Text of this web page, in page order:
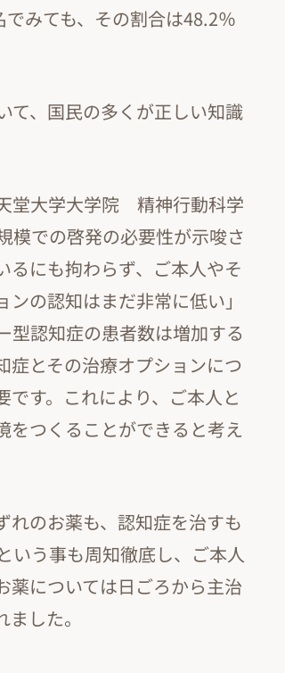
みても、その割合は48.2％
て、国民の多くが正しい知識
堂大学大学院 精神行動科学
模での啓発の必要性が示唆さ
るにも拘わらず、ご本人やそ
の認知はまだ非常に低い」
型認知症の患者数は増加する
症とその治療オプションにつ
す。これにより、ご本人と
をつくることができると考え
れのお薬も、認知症を治すも
いう事も周知徹底し、ご本人
薬については日ごろから主治
した。